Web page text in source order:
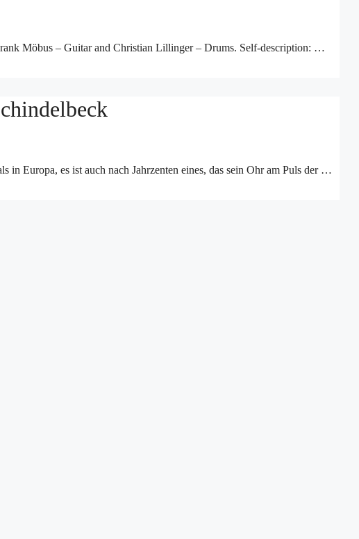
Möbus – Guitar and Christian Lillinger – Drums. Self-description: …
in Europa, es ist auch nach Jahrzenten eines, das sein Ohr am Puls der …